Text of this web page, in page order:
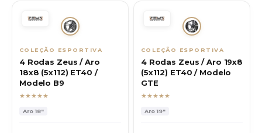
COLEÇÃO ESPORTIVA
4 Rodas Zeus / Aro
18x8 (5x112) ET40 /
Modelo B9
★★★★★
Aro18"
COLEÇÃO ESPORTIVA
4 Rodas Zeus / Aro 19x8
(5x112) ET40 / Modelo
GTE
★★★★★
Aro19"